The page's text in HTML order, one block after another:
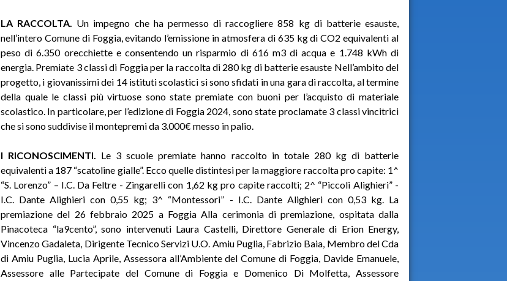
LA RACCOLTA. Un impegno che ha permesso di raccogliere 858 kg di batterie esauste,
nell’intero Comune di Foggia, evitando l’emissione in atmosfera di 635 kg di CO2 equivalenti al
peso di 6.350 orecchiette e consentendo un risparmio di 616 m3 di acqua e 1.748 kWh di
energia. Premiate 3 classi di Foggia per la raccolta di 280 kg di batterie esauste Nell’ambito del
progetto, i giovanissimi dei 14 istituti scolastici si sono sfidati in una gara di raccolta, al termine
della quale le classi più virtuose sono state premiate con buoni per l’acquisto di materiale
scolastico. In particolare, per l’edizione di Foggia 2024, sono state proclamate 3 classi vincitrici
che si sono suddivise il montepremi da 3.000€ messo in palio.
I RICONOSCIMENTI. Le 3 scuole premiate hanno raccolto in totale 280 kg di batterie
equivalenti a 187 “scatoline gialle”. Ecco quelle distintesi per la maggiore raccolta pro capite: 1^
“S. Lorenzo” – I.C. Da Feltre - Zingarelli con 1,62 kg pro capite raccolti; 2^ “Piccoli Alighieri” -
I.C. Dante Alighieri con 0,55 kg; 3^ “Montessori” - I.C. Dante Alighieri con 0,53 kg. La
premiazione del 26 febbraio 2025 a Foggia Alla cerimonia di premiazione, ospitata dalla
Pinacoteca “la9cento”, sono intervenuti Laura Castelli, Direttore Generale di Erion Energy,
Vincenzo Gadaleta, Dirigente Tecnico Servizi U.O. Amiu Puglia, Fabrizio Baia, Membro del Cda
di Amiu Puglia, Lucia Aprile, Assessora all’Ambiente del Comune di Foggia, Davide Emanuele,
Assessore alle Partecipate del Comune di Foggia e Domenico Di Molfetta, Assessore